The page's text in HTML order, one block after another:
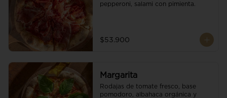
pepperoni, salami con pimienta.
$53.900
Margarita
Rodajas de tomate fresco, base
pomodoro, albahaca orgánica y